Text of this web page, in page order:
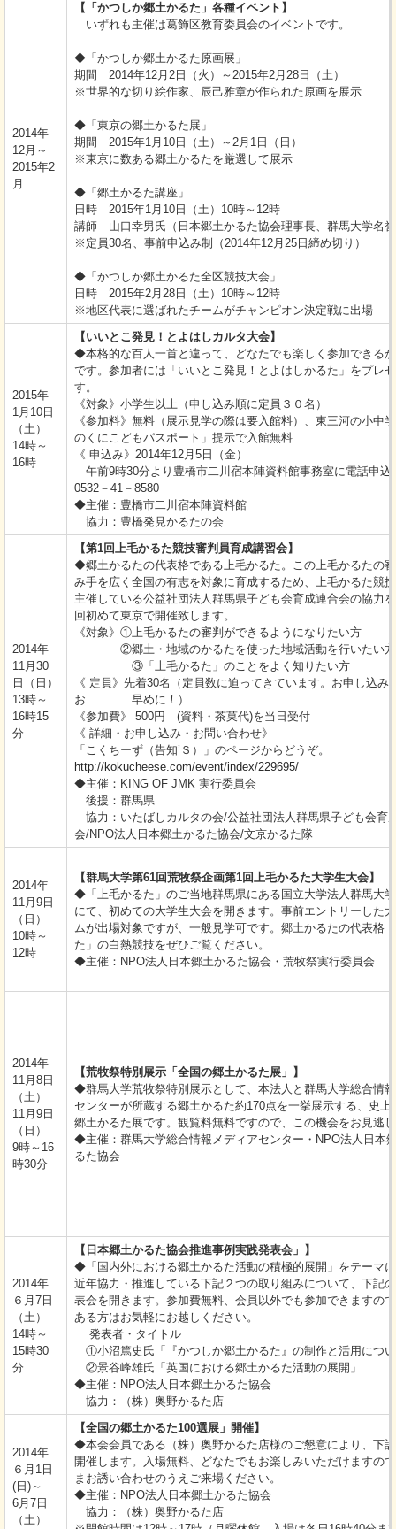
2014年
12月～
2015年2
月
【「かつしか郷土かるた」各種イベント】
いずれも主催は葛飾区教育委員会のイベントです。
◆「かつしか郷土かるた原画展」
期間 2014年12月2日（火）～2015年2月28日（土）
※世界的な切り絵作家、辰己雅章が作られた原画を展示
◆「東京の郷土かるた展」
期間 2015年1月10日（土）～2月1日（日）
※東京に数ある郷土かるたを厳選して展示
◆「郷土かるた講座」
日時 2015年1月10日（土）10時～12時
講師 山口幸男氏（日本郷土かるた協会理事長、群馬大学名
※定員30名、事前申込み制（2014年12月25日締め切り）
◆「かつしか郷土かるた全区競技大会」
日時 2015年2月28日（土）10時～12時
※地区代表に選ばれたチームがチャンピオン決定戦に出場
2015年
1月10日
（土）
14時～
16時
【いいとこ発見！とよはしカルタ大会】
◆本格的な百人一首と違って、どなたでも楽しく参加できる
です。参加者には「いいとこ発見！とよはしかるた」をプレ
す。
《対象》小学生以上（申し込み順に定員３０名）
《参加料》無料（展示見学の際は要入館料）、東三河の小中
のくにこどもパスポート」提示で入館無料
《 申込み》2014年12月5日（金）
午前9時30分より豊橋市二川宿本陣資料館事務室に電
0532－41－8580
◆主催：豊橋市二川宿本陣資料館
協力：豊橋発見かるたの会
2014年
11月30
日（日）
13時～
16時15
分
【第1回上毛かるた競技審判員育成講習会】
◆郷土かるたの代表格である上毛かるた。この上毛かるたの
み手を広く全国の有志を対象に育成するため、上毛かるた競
主催している公益社団法人群馬県子ども会育成連合会の協力
回初めて東京で開催致します。
《対象》①上毛かるたの審判ができるようになりたい方
②郷土・地域のかるたを使った地域活動を行いたい方
③「上毛かるた」のことをよく知りたい方
《 定員》先着30名（定員数に迫ってきています。お申し込み
お 早めに！）
《参加費》 500円 (資料・茶菓代)を当日受付
《 詳細・お申し込み・お問い合わせ》
「こくちーず（告知’Ｓ）」のページからどうぞ。
http://kokucheese.com/event/index/229695/
◆主催：KING OF JMK 実行委員会
後援：群馬県
協力：いたばしカルタの会/公益社団法人群馬県子ども会
会/NPO法人日本郷土かるた協会/文京かるた隊
2014年
11月9日
（日）
10時～
12時
【群馬大学第61回荒牧祭企画第1回上毛かるた大学生大会】
◆「上毛かるた」のご当地群馬県にある国立大学法人群馬大
にて、初めての大学生大会を開きます。事前エントリーした
ムが出場対象ですが、一般見学可です。郷土かるたの代表格
た」の白熱競技をぜひご覧ください。
◆主催：NPO法人日本郷土かるた協会・荒牧祭実行委員会
2014年
11月8日
（土）
11月9日
（日）
9時～16
時30分
【荒牧祭特別展示「全国の郷土かるた展」】
◆群馬大学荒牧祭特別展示として、本法人と群馬大学総合情
センターが所蔵する郷土かるた約170点を一挙展示する、史上
郷土かるた展です。観覧料無料ですので、この機会をお見逃
◆主催：群馬大学総合情報メディアセンター・NPO法人日
るた協会
2014年
６月7日
（土）
14時～
15時30
分
【日本郷土かるた協会推進事例実践発表会」】
◆「国内外における郷土かるた活動の積極的展開」をテーマ
近年協力・推進している下記２つの取り組みについて、下記
表会を開きます。参加費無料、会員以外でも参加できますの
ある方はお気軽にお越しください。
発表者・タイトル
①小沼篤史氏「『かつしか郷土かるた』の制作と活用につ
②景谷峰雄氏「英国における郷土かるた活動の展開」
◆主催：NPO法人日本郷土かるた協会
協力：（株）奥野かるた店
2014年
６月1日
(日)～
6月7日
（土）
【全国の郷土かるた100選展」開催】
◆本会会員である（株）奥野かるた店様のご懇意により、下
開催します。入場無料、どなたでもお楽しみいただけますの
まお誘い合わせのうえご来場ください。
◆主催：NPO法人日本郷土かるた協会
協力：（株）奥野かるた店